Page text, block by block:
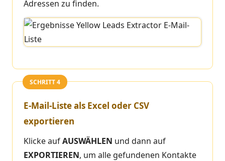
Adressen zu finden.
SCHRITT 4
E-Mail-Liste als Excel oder CSV
exportieren
Klicke aufAUSWÄHLEN und dann auf
EXPORTIEREN, um alle gefundenen Kontakte